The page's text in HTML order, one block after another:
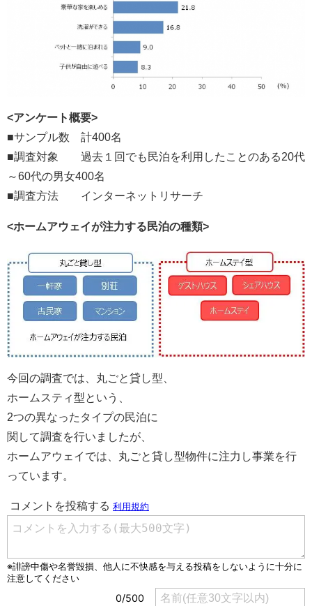
<アンケート概要>
■サンプル数 計400名
■調査対象 過去１回でも民泊を利用したことのある20代
～60代の男女400名
■調査方法 インターネットリサーチ
<ホームアウェイが注力する民泊の種類>
今回の調査では、丸ごと貸し型、
ホームスティ型という、
2つの異なったタイプの民泊に
関して調査を行いましたが、
ホームアウェイでは、丸ごと貸し型物件に注力し事業を行
っています。